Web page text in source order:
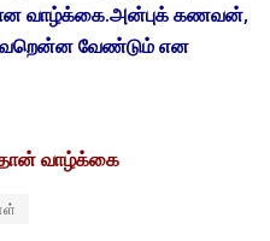
வாழ்க்கை.அன்புக் கணவன்,
வேறென்ன வேண்டும் என
வாழ்க்கை